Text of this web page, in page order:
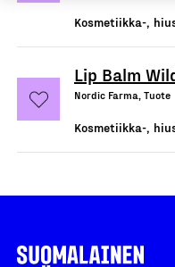
Kosmetiikka-,
Lip Balm
Nordic Farma, Tuote
Kosmetiikka-,